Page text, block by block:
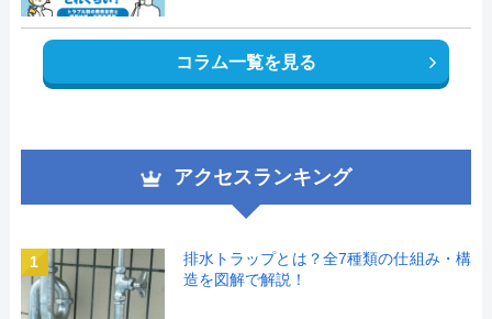
コラム一覧を見る
アクセスランキング
1
排水トラップとは？全7種類の仕組み・構
造を図解で解説！